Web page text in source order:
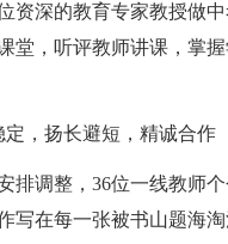
资深的教育专家教授做
堂，听评教师讲课，掌
，扬长避短，精诚合作
调整，36位一线教师个
写在每一张被书山题海